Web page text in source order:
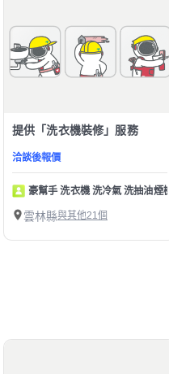
提供「洗衣機裝修」服務
洽談後報價
豪幫手 洗衣機 洗冷氣 洗抽油煙機
雲林縣與其他21個